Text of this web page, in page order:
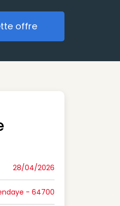
à cette offre
offre
28/04/2026
- 64700